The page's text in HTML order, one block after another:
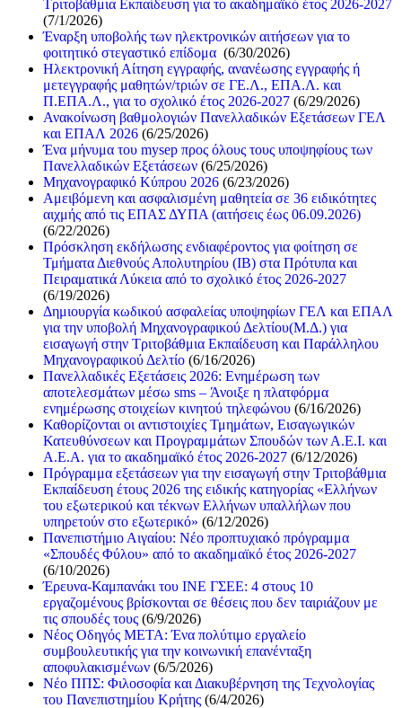
Τριτοβάθμια Εκπαίδευση για το ακαδημαϊκό έτος 2026-2027
(7/1/2026)
Έναρξη υποβολής των ηλεκτρονικών αιτήσεων για το
φοιτητικό στεγαστικό επίδομα (6/30/2026)
Ηλεκτρονική Αίτηση εγγραφής, ανανέωσης εγγραφής ή
μετεγγραφής μαθητών/τριών σε ΓΕ.Λ., ΕΠΑ.Λ. και
Π.ΕΠΑ.Λ., για το σχολικό έτος 2026-2027 (6/29/2026)
Ανακοίνωση βαθμολογιών Πανελλαδικών Εξετάσεων ΓΕΛ
και ΕΠΑΛ 2026 (6/25/2026)
Ένα μήνυμα του mysep προς όλους τους υποψηφίους των
Πανελλαδικών Εξετάσεων (6/25/2026)
Μηχανογραφικό Κύπρου 2026 (6/23/2026)
Αμειβόμενη και ασφαλισμένη μαθητεία σε 36 ειδικότητες
αιχμής από τις ΕΠΑΣ ΔΥΠΑ (αιτήσεις έως 06.09.2026)
(6/22/2026)
Πρόσκληση εκδήλωσης ενδιαφέροντος για φοίτηση σε
Τμήματα Διεθνούς Απολυτηρίου (IB) στα Πρότυπα και
Πειραματικά Λύκεια από το σχολικό έτος 2026-2027
(6/19/2026)
Δημιουργία κωδικού ασφαλείας υποψηφίων ΓΕΛ και ΕΠΑΛ
για την υποβολή Μηχανογραφικού Δελτίου(Μ.Δ.) για
εισαγωγή στην Τριτοβάθμια Εκπαίδευση και Παράλληλου
Μηχανογραφικού Δελτίο (6/16/2026)
Πανελλαδικές Εξετάσεις 2026: Ενημέρωση των
αποτελεσμάτων μέσω sms – Άνοιξε η πλατφόρμα
ενημέρωσης στοιχείων κινητού τηλεφώνου (6/16/2026)
Καθορίζονται οι αντιστοιχίες Τμημάτων, Εισαγωγικών
Κατευθύνσεων και Προγραμμάτων Σπουδών των Α.Ε.Ι. και
Α.Ε.Α. για το ακαδημαϊκό έτος 2026-2027 (6/12/2026)
Πρόγραμμα εξετάσεων για την εισαγωγή στην Τριτοβάθμια
Εκπαίδευση έτους 2026 της ειδικής κατηγορίας «Ελλήνων
του εξωτερικού και τέκνων Ελλήνων υπαλλήλων που
υπηρετούν στο εξωτερικό» (6/12/2026)
Πανεπιστήμιο Αιγαίου: Νέο προπτυχιακό πρόγραμμα
«Σπουδές Φύλου» από το ακαδημαϊκό έτος 2026-2027
(6/10/2026)
Έρευνα-Καμπανάκι του ΙΝΕ ΓΣΕΕ: 4 στους 10
εργαζομένους βρίσκονται σε θέσεις που δεν ταιριάζουν με
τις σπουδές τους (6/9/2026)
Νέος Οδηγός ΜΕΤΑ: Ένα πολύτιμο εργαλείο
συμβουλευτικής για την κοινωνική επανένταξη
αποφυλακισμένων (6/5/2026)
Νέο ΠΠΣ: Φιλοσοφία και Διακυβέρνηση της Τεχνολογίας
του Πανεπιστημίου Κρήτης (6/4/2026)